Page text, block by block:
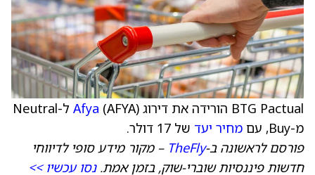
BTG Pactual הורידה את דירוג Afya
(AFYA) ל-Neutral
מ-Buy, עם
מחיר יעד של 17 דולר.
פורסם לראשונה ב-TheFly – מקור מידע סופי לדיווחי
חדשות פיננסיות שוברי-שוק, בזמן אמת.נסו עכשיו >>